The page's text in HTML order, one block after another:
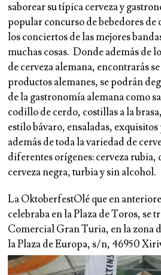
saborear su típica cerveza y
popular concurso de bebedores de
los conciertos de las mejores
muchas cosas. Donde además de
de cerveza alemana, encontrarás
productos alemanes, se podrán
de la gastronomía alemana como
codillo de cerdo, costillas a la
estilo bávaro, ensaladas, exquisitos
además de toda la variedad de
diferentes orígenes: cerveza rubia,
cerveza negra, turbia y sin alcohol.
La OktoberfestOlé que en
celebraba en la Plaza de Toros, se
Comercial Gran Turia, en la zona
la Plaza de Europa, s/n, 46950